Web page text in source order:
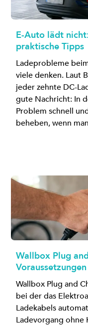
E-Auto lädt
praktische Tipps
Ladeprobleme
viele denken. Laut
jeder zehnte DC-
gute Nachricht: In
Problem schnell
beheben, wenn
Wallbox Plug
Wallbox Plug and
bei der das
Ladekabels
Ladevorgang